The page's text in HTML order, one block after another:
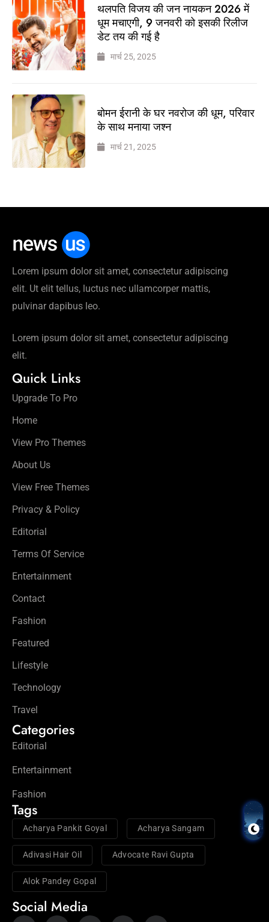
थलपति विजय की जन नायकन 2026 में
धूम मचाएगी, 9 जनवरी को इसकी रिलीज
डेट तय की गई है
मार्च 25, 2025
बोमन ईरानी के घर नवरोज की धूम, परिवार
के साथ मनाया जश्न
मार्च 21, 2025
Lorem ipsum dolor sit amet, consectetur adipiscing
elit. Ut elit tellus, luctus nec ullamcorper mattis,
pulvinar dapibus leo.
Lorem ipsum dolor sit amet, consectetur adipiscing
elit.
Quick Links
Upgrade To Pro
Home
View Pro Themes
About Us
View Free Themes
Privacy & Policy
Editorial
Terms Of Service
Entertainment
Contact
Fashion
Featured
Lifestyle
Technology
Travel
Categories
Editorial
Entertainment
Fashion
Tags
Acharya Pankit Goyal Acharya Sangam
Adivasi Hair Oil Advocate Ravi Gupta
Alok Pandey Gopal
Social Media